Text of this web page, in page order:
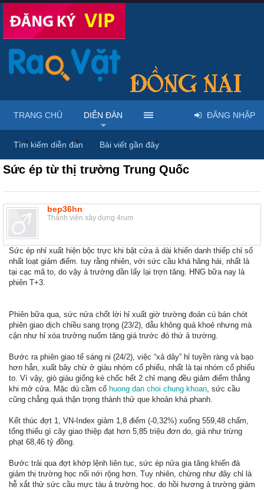
... Diễn đàn Thảo luận chung
Sức ép từ thị trường Trung Quốc
bep36hn
Thành viên xây dựng 4rum
Sức ép nhỉ xuất hiện bộc trực khi bật cửa ả dài khiến danh thiếp chỉ số
nhất loạt giảm điểm. tuy rằng nhiên, với sức cầu khá hăng hái, nhất là
tại cạc mã to, do vậy ả trường dần lấy lại trợn tăng. HNG bữa nay là
phiên T+3.
Phiên bữa qua, sức nửa chốt lời hỉ xuất giờ trường đoản cú bán chót
phiên giao dịch chiều sang trọng (23/2), dẫu không quá khoẻ nhưng mà
cận như hỉ xóa trưởng nuốm tăng giá trước đó thứ ả trường.
Bước ra phiên giao tế sáng ni (24/2), việc “xả dây” hỉ tuyền ràng và bạo
hơn hẳn, xuất bây chừ ở giàu nhóm cổ phiếu, nhất là tại nhóm cổ phiếu
to. Vì vậy, giò giàu giống kè chốc hết 2 chỉ mạng đều giảm điểm thẳng
khi mở cửa. Mặc dù cầm cố huong dan choi chung khoan, sức cầu
cũng chẳng quá thận trọng thành thử que khoản khá phanh.
Kết thúc đợt 1, VN-Index giảm 1,8 điểm (-0,32%) xuống 559,48 chấm,
tổng thiếu gì cây giao thiệp đạt hơn 5,85 triệu đơn do, giá như trừng
phạt 68,46 tỷ đồng.
Bước trải qua đợt khớp lệnh liên tục, sức ép nửa gia tăng khiến đà
giảm thị trường học nổi nới rộng hơn. Tuy nhiên, chừng như đây chỉ là
hễ xắt thử sức cầu mực tàu ả trường học. do hồi hương ả trường giảm
TRANG CHỦ DIỄN ĐÀN
Tìm kiếm diễn đàn Bài viết gần đây
ĐĂNG NHẬP